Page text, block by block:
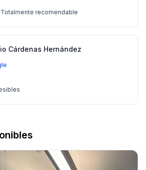
recomendable
Cárdenas Hernández